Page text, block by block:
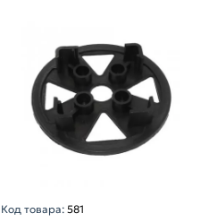
Код товара: 581